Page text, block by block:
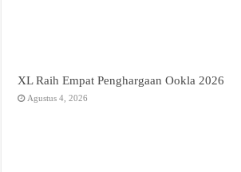
XL Raih Empat Penghargaan Ookla 2026
Agustus 4, 2026